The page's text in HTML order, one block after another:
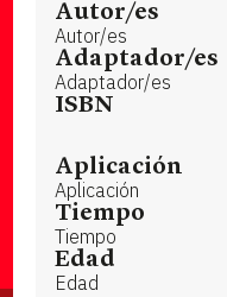
Autor/es
Autor/es
Adaptador/es
Adaptador/es
ISBN
Aplicación
Aplicación
Tiempo
Tiempo
Edad
Edad